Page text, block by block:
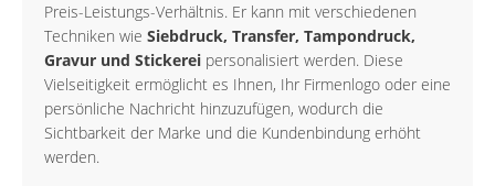
Preis-Leistungs-Verhältnis. Er kann mit verschiedenen
Techniken wie Siebdruck, Transfer, Tampondruck,
Gravur und Stickerei personalisiert werden. Diese
Vielseitigkeit ermöglicht es Ihnen, Ihr Firmenlogo oder eine
persönliche Nachricht hinzuzufügen, wodurch die
Sichtbarkeit der Marke und die Kundenbindung erhöht
werden.